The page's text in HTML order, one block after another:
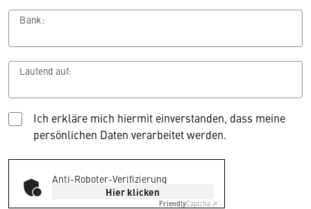
Bank:
Lautend auf:
Ich erkläre mich hiermit einverstanden, dass meine
persönlichen Daten verarbeitet werden.
Anti-Roboter-Verifizierung
Hier klicken
FriendlyCaptcha ⇗